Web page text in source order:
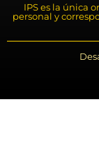
IPS es la única
personal y